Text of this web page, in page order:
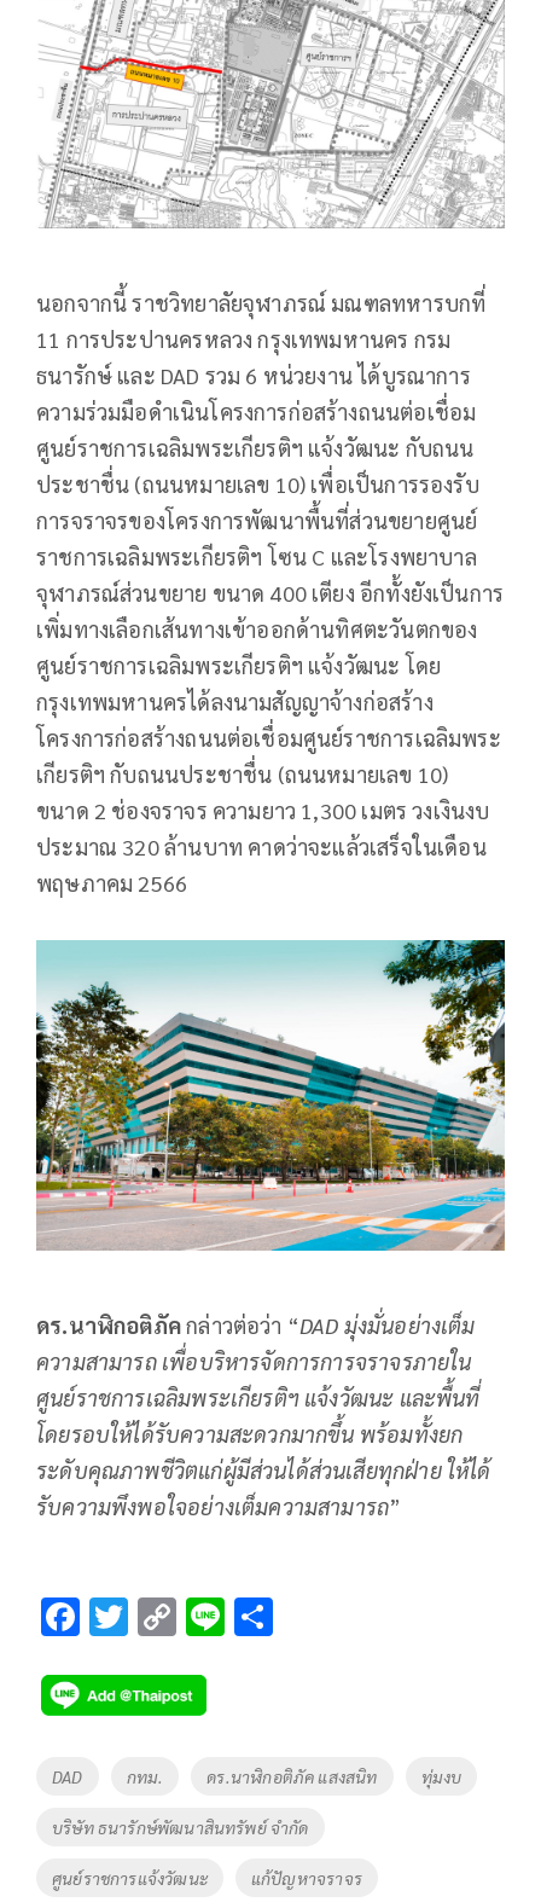
นอกจากนี้ ราชวิทยาลัยจุฬาภรณ์ มณฑลทหารบกที่
11 การประปานครหลวง กรุงเทพมหานคร กรม
ธนารักษ์ และ DAD รวม 6 หน่วยงาน ได้บูรณาการ
ความร่วมมือดำเนินโครงการก่อสร้างถนนต่อเชื่อม
ศูนย์ราชการเฉลิมพระเกียรติฯ แจ้งวัฒนะ กับถนน
ประชาชื่น (ถนนหมายเลข 10) เพื่อเป็นการรองรับ
การจราจรของโครงการพัฒนาพื้นที่ส่วนขยายศูนย์
ราชการเฉลิมพระเกียรติฯ โซน C และโรงพยาบาล
จุฬาภรณ์ส่วนขยาย ขนาด 400 เตียง อีกทั้งยังเป็นการ
เพิ่มทางเลือกเส้นทางเข้าออกด้านทิศตะวันตกของ
ศูนย์ราชการเฉลิมพระเกียรติฯ แจ้งวัฒนะ โดย
กรุงเทพมหานครได้ลงนามสัญญาจ้างก่อสร้าง
โครงการก่อสร้างถนนต่อเชื่อมศูนย์ราชการเฉลิมพระ
เกียรติฯ กับถนนประชาชื่น (ถนนหมายเลข 10)
ขนาด 2 ช่องจราจร ความยาว 1,300 เมตร วงเงินงบ
ประมาณ 320 ล้านบาท คาดว่าจะแล้วเสร็จในเดือน
พฤษภาคม 2566
ดร.นาฬิกอติภัคกล่าวต่อว่า “DAD มุ่งมั่นอย่างเต็ม
ความสามารถ เพื่อบริหารจัดการการจราจรภายใน
ศูนย์ราชการเฉลิมพระเกียรติฯ แจ้งวัฒนะ และพื้นที่
โดยรอบให้ได้รับความสะดวกมากขึ้น พร้อมทั้งยก
ระดับคุณภาพชีวิตแก่ผู้มีส่วนได้ส่วนเสียทุกฝ่าย ให้ได้
รับความพึงพอใจอย่างเต็มความสามารถ”
F
e
b
o
o
k
T
tt
er
C
p
y
Li
k
Li
Tags
DAD กทม. ดร.นาฬิกอติภัค แสงสนิท ทุ่มงบ
บริษัท ธนารักษ์พัฒนาสินทรัพย์ จำกัด
ศูนย์ราชการแจ้งวัฒนะ แก้ปัญหาจราจร